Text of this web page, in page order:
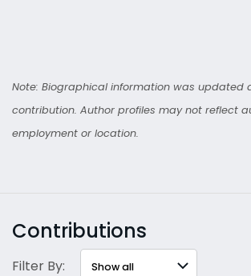
Note: Biographical information was updated
contribution. Author profiles may not reflect
employment or location.
Contributions
Filter By: